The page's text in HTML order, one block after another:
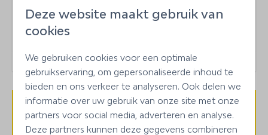
Autohuur mogelijk
24/7 manager beschikbaar
Boodschappenpakket op aanvraag
Optioneel: tussentijdse schoonmaak inclusief
linnenwissel
Elektra inbegrepen tot 15 kWh per slaapkamer
per dag
te wijzen.
Beschikbaarheid en prijs
Deze website maakt gebruik van
cookies
We gebruiken cookies voor een optimale
gebruikservaring, om gepersonaliseerde inhoud te
bieden en ons verkeer te analyseren. Ook delen we
informatie over uw gebruik van onze site met onze
partners voor social media, adverteren en analyse.
Deze partners kunnen deze gegevens combineren